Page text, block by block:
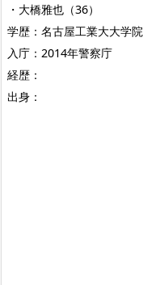
・大橋雅也（36）
学歴：名古屋工業大大学院
入庁：2014年警察庁
経歴：
出身：